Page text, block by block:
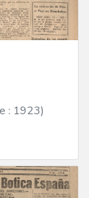
: 1923)